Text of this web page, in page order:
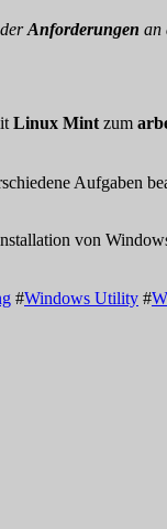
Anforderungen an
Linux Mint zum
Aufgaben
von
#Windows Utility #